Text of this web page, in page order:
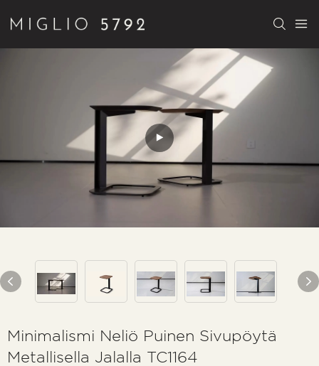
Minimalismi Neliö Puinen Sivupöytä
Metallisella Jalalla TC1164